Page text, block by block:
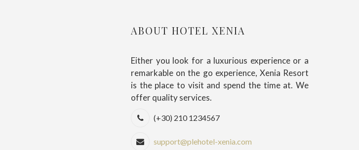
ABOUT HOTEL XENIA
Either you look for a luxurious experience or a
remarkable on the go experience, Xenia Resort
is the place to visit and spend the time at. We
offer quality services.
(+30) 210 1234567
support@plehotel-xenia.com